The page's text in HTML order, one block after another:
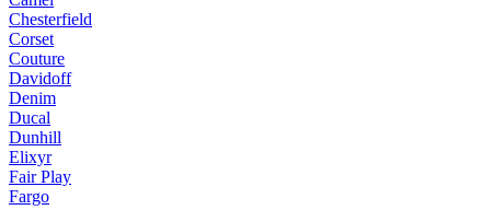
Chesterfield
Corset
Couture
Davidoff
Denim
Ducal
Dunhill
Elixyr
Fair Play
Fargo